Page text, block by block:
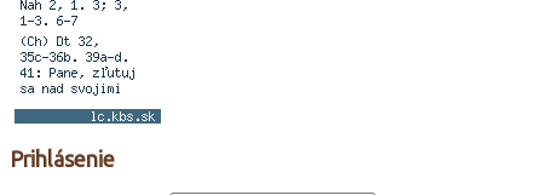
Prihlásenie